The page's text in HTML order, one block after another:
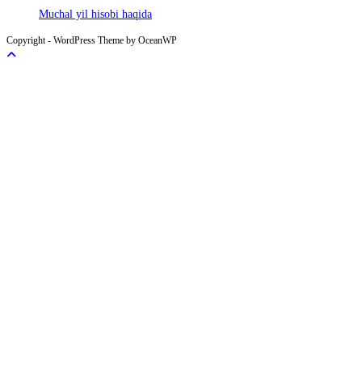
Muchal yil hisobi haqida
Copyright - WordPress Theme by OceanWP